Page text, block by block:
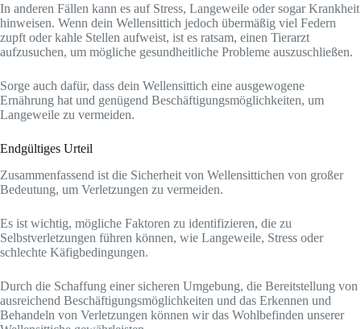
In anderen Fällen kann es auf Stress, Langeweile oder sogar Krankheit
hinweisen. Wenn dein Wellensittich jedoch übermäßig viel Federn
zupft oder kahle Stellen aufweist, ist es ratsam, einen Tierarzt
aufzusuchen, um mögliche gesundheitliche Probleme auszuschließen.
Sorge auch dafür, dass dein Wellensittich eine ausgewogene
Ernährung hat und genügend Beschäftigungsmöglichkeiten, um
Langeweile zu vermeiden.
Endgültiges Urteil
Zusammenfassend ist die Sicherheit von Wellensittichen von großer
Bedeutung, um Verletzungen zu vermeiden.
Es ist wichtig, mögliche Faktoren zu identifizieren, die zu
Selbstverletzungen führen können, wie Langeweile, Stress oder
schlechte Käfigbedingungen.
Durch die Schaffung einer sicheren Umgebung, die Bereitstellung von
ausreichend Beschäftigungsmöglichkeiten und das Erkennen und
Behandeln von Verletzungen können wir das Wohlbefinden unserer